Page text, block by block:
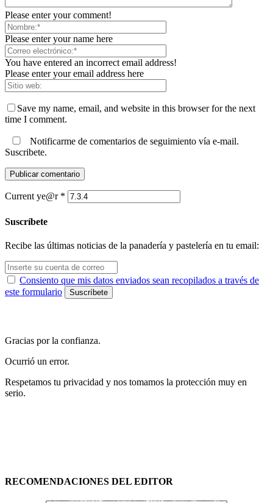
Please enter your comment!
Please enter your name here
You have entered an incorrect email address!
Please enter your email address here
Save my name, email, and website in this browser for the next
time I comment.
Notificarme de comentarios de seguimiento vía e-mail.
Suscribete.
Current ye@r *
Suscríbete
Recibe las últimas noticias de la panadería y pastelería en tu email:
Consiento que mis datos enviados sean recopilados a través de
este formulario
Gracias por la confianza.
Ocurrió un error.
Respetamos tu privacidad y nos tomamos la protección muy en
serio.
RECOMENDACIONES DEL EDITOR